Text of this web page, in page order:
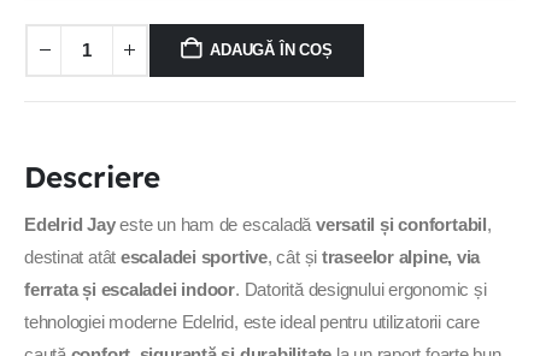
ADAUGĂ ÎN COȘ
Descriere
Edelrid Jayeste un ham de escaladă versatil și confortabil ,
destinat atât escaladei sportive, cât și traseelor alpine, via
ferrata și escaladei indoor. Datorită designului ergonomic și
tehnologiei moderne Edelrid, este ideal pentru utilizatorii care